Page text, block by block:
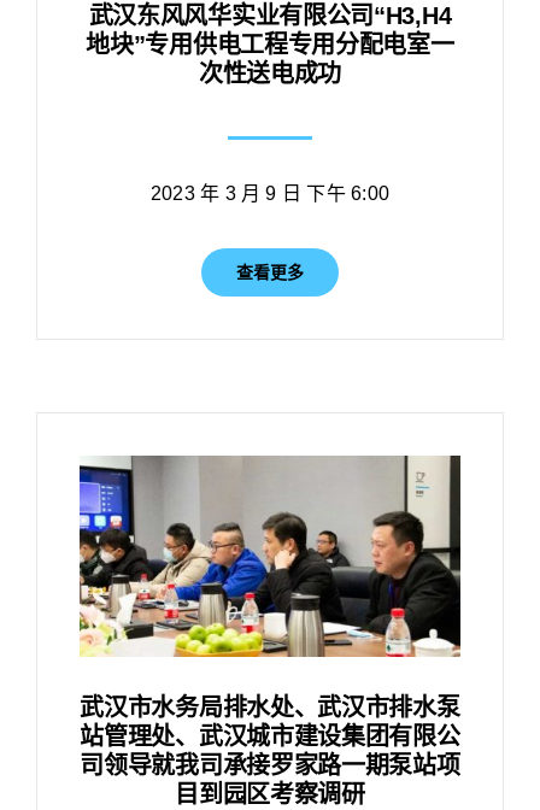
武汉东风风华实业有限公司“H3,H4
地块”专用供电工程专用分配电室一
次性送电成功
2023 年 3 月 9 日 下午 6:00
查看更多
武汉市水务局排水处、武汉市排水泵
站管理处、武汉城市建设集团有限公
司领导就我司承接罗家路一期泵站项
目到园区考察调研